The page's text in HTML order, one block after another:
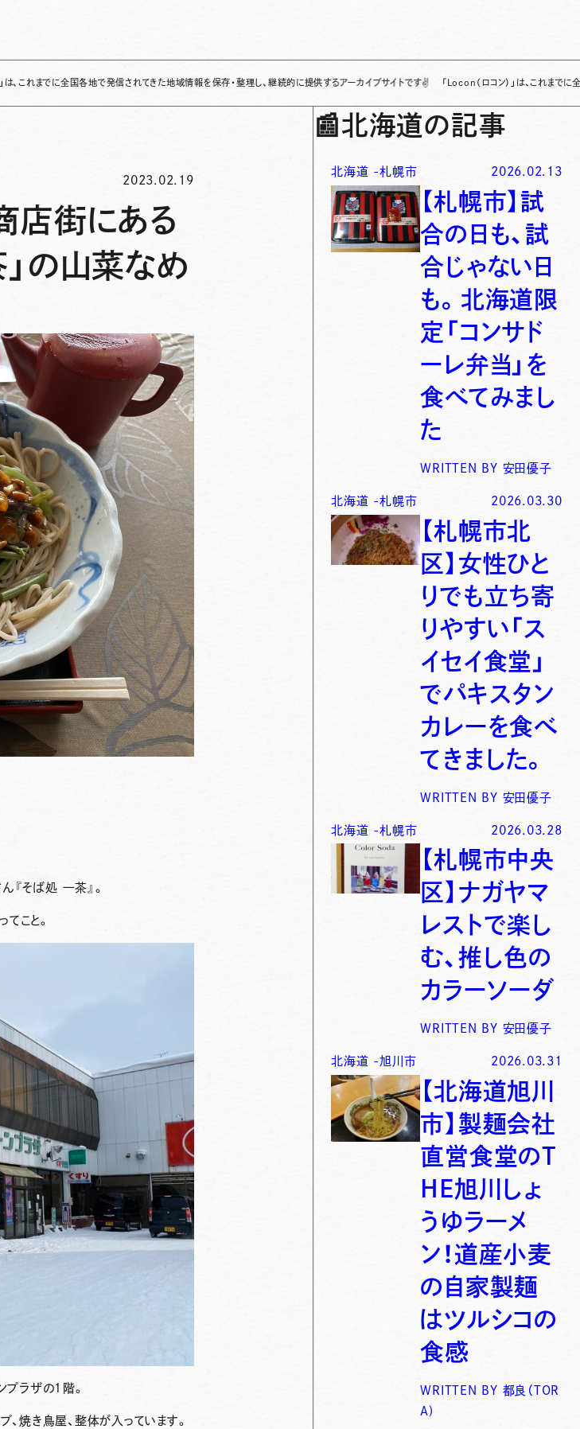
全国各地で発信されてきた地域情報を保存・整理し、継続的に提供するアーカイブサイトです✌ 「Locon（ロコン）」は、これまでに全国各地で発
2023.02.19
店街にある
の山菜なめ
ん 『そば処 一茶』 。
こと。
ラザの１階。
焼き鳥屋、整体が入っています。
📰北海道の記事
北海道 -札幌市 2026.02.13
【札幌市】試
合の日も、試
合じゃない日
も。北海道限
定「コンサド
ーレ弁当」を
食べてみまし
た
WRITTEN BY 安田優子
北海道 -札幌市 2026.03.30
【札幌市北
区】女性ひと
りでも立ち寄
りやすい「ス
イセイ食堂」
でパキスタン
カレーを食べ
てきました。
WRITTEN BY 安田優子
北海道 -札幌市 2026.03.28
【札幌市中央
区】ナガヤマ
レストで楽し
む、推し色の
カラーソーダ
WRITTEN BY 安田優子
北海道 -旭川市 2026.03.31
【北海道旭川
市】製麺会社
直営食堂のT
HE旭川しょ
うゆラーメ
ン！道産小麦
の自家製麺
はツルシコの
食感
WRITTEN BY 都良（TOR
A)